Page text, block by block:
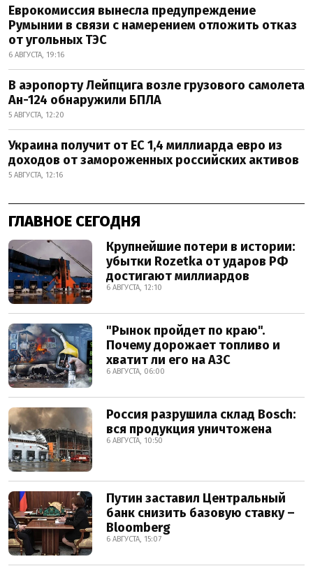
Еврокомиссия вынесла предупреждение
Румынии в связи с намерением отложить отказ
от угольных ТЭС
6 АВГУСТА, 19:16
В аэропорту Лейпцига возле грузового самолета
Ан-124 обнаружили БПЛА
5 АВГУСТА, 12:20
Украина получит от ЕС 1,4 миллиарда евро из
доходов от замороженных российских активов
5 АВГУСТА, 12:16
ГЛАВНОЕ СЕГОДНЯ
Крупнейшие потери в истории:
убытки Rozetka от ударов РФ
достигают миллиардов
6 АВГУСТА, 12:10
"Рынок пройдет по краю".
Почему дорожает топливо и
хватит ли его на АЗС
6 АВГУСТА, 06:00
Россия разрушила склад Bosch:
вся продукция уничтожена
6 АВГУСТА, 10:50
Путин заставил Центральный
банк снизить базовую ставку –
Bloomberg
6 АВГУСТА, 15:07